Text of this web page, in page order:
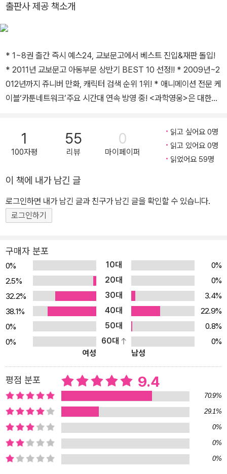
출판사 제공 책소개
* 1~8권 출간 즉시 예스24, 교보문고에서 베스트 진입&재판 돌입!
* 2011년 교보문고 아동부문 상반기 BEST 10 선정!! * 2009년~2
012년까지 쥬니버 만화, 캐릭터 검색 순위 1위! * 애니메이션 전문 케
이블‘카툰네트워크’주요 시간대 연속 방영 중! <과학영웅>은 대한민
들에 대한 사랑을 담은 새 키즈 브랜드‘중앙m&b주니어’를 통해 선보
이는 첫 학습만화 시리즈입니다. 아이들은 만화 속에서 애니메이션 <
벤10>의 주인공 벤과 함께 과학적 상상과 모험을 신나게 펼치며 과
습페이지에서 심화학습을 합니다. 또한 개정 과학 교과서를 반영한
별책 워크북 문제 풀이는 아이들의 과학적 문제 해결력과 통합사고
능력을 키워줍니다. [이 책의 특징] 과학적 상상으로 개념과 원리를
잡고! 개정교과서 반영으로 실력을 쌓고! 1. 상상력은 과학의 출발 “우
날까?” 과학적 상상력을 자극하는 이야기 속에서 자연스럽게 과학의
개념과 원리를 배웁니다. 2. 흥미 있는 주제, 신나는 만화! 지구를 파
괴하려는 악당의 음모를 저지하기 위해 슈퍼히어로로 변신해서 활약
하는 소년 영웅 벤의 흥미진진한 모험이 태양계와 우리은하를 배경으
로 펼쳐집니다. 3. 과학동아 기자의 정확한 콘텐츠 고호관 과학동아
기자가 직접 콘텐츠를 엮고 워크북을 구성했으며, 개정 과학교과서
생명영역 집필에 참여한 정효해 선생님이 내용을 감수했습니다. 4.
개정 과학교과서를 반영한 워크북! 바뀐 교과서에 따라 심층탐구능력
과 과학적 문제해결력을 향상시킬 수 있도록 부모님의 학습지도안이
포함된 워크북을 별도로 구성하였습니다.
1
100자평
55
리뷰
0
마이페이퍼
읽고 싶어요 0명
읽고 있어요 0명
읽었어요 59명
이 책에 내가 남긴 글
로그인하면 내가 남긴 글과 친구가 남긴 글을 확인할 수 있습니다.
로그인하기
구매자 분포
0% 10대
0%
2.5%
20대
0%
32.2%
30대
3.4%
38.1%
40대
22.9%
0%
50대
0.8%
0%
60대
0%
여성
남성
평점 분포 9.4
70.9%
29.1%
0%
0%
0%